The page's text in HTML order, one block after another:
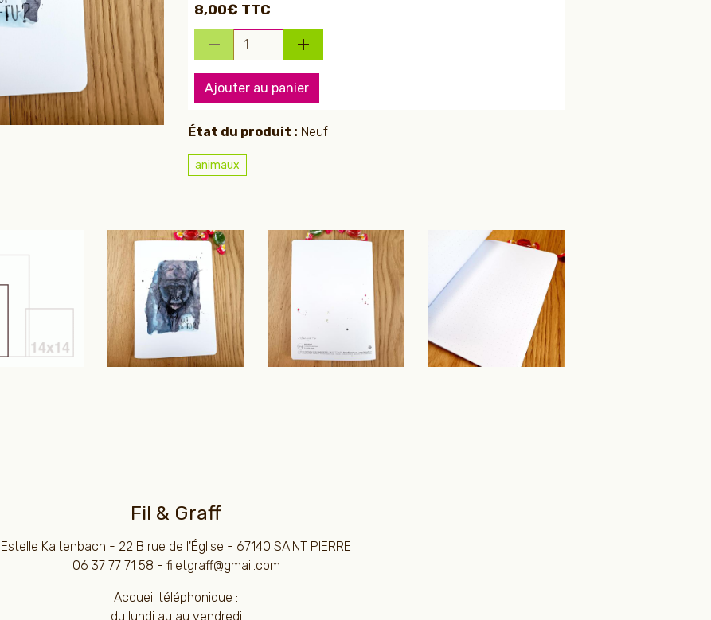
8,00€ TTC
Ajouter au panier
État du produit : Neuf
animaux
Fil & Graff
Estelle Kaltenbach - 22 B rue de l'Église - 67140 SAINT PIERRE
06 37 77 71 58 - filetgraff@gmail.com
Accueil téléphonique :
du lundi au au vendredi